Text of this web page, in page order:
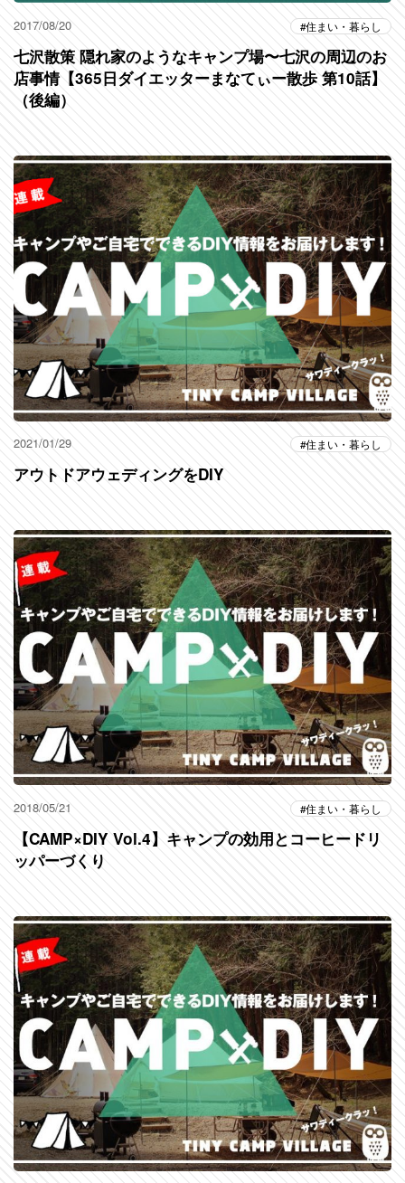
2017/08/20 住まい・暮らし
七沢散策 隠れ家のようなキャンプ場〜七沢の周辺のお
店事情【365日ダイエッターまなてぃー散歩 第10話】
（後編）
2021/01/29 住まい・暮らし
アウトドアウェディングをDIY
2018/05/21 住まい・暮らし
【CAMP×DIY Vol.4】キャンプの効用とコーヒードリ
ッパーづくり